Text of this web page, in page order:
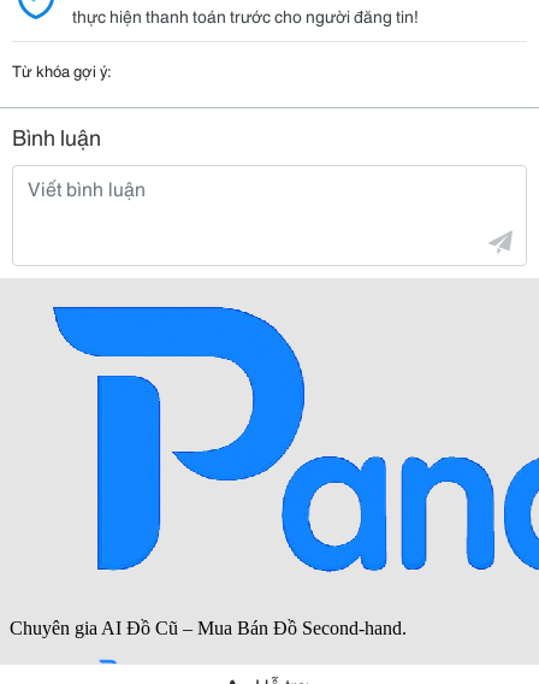
thực hiện thanh toán trước cho người đăng tin!
Từ khóa gợi ý:
Bình luận